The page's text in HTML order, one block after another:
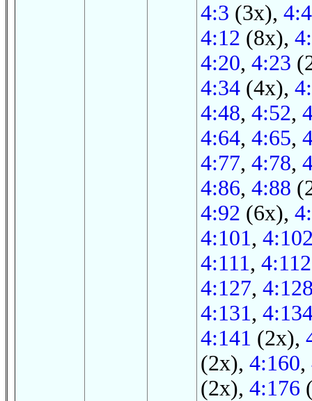
4:3 (3x), 4:4
4:12 (8x),
4:20, 4:23
4:34 (4x),
4:48, 4:52,
4:64, 4:65,
4:77, 4:78,
4:86, 4:88
4:92 (6x),
4:101,
4:111, 4:112
4:127,
4:131,
4:141 (2x),
(2x), 4:160,
(2x), 4:176